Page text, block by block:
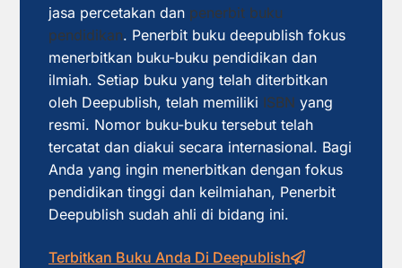
jasa percetakan dan penerbit buku
pendidikan. Penerbit buku deepublish fokus
menerbitkan buku-buku pendidikan dan
ilmiah. Setiap buku yang telah diterbitkan
oleh Deepublish, telah memiliki ISBN yang
resmi. Nomor buku-buku tersebut telah
tercatat dan diakui secara internasional. Bagi
Anda yang ingin menerbitkan dengan fokus
pendidikan tinggi dan keilmiahan, Penerbit
Deepublish sudah ahli di bidang ini.
Terbitkan Buku Anda Di Deepublish